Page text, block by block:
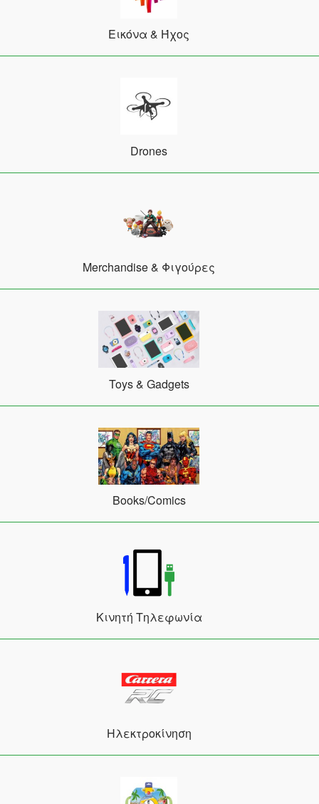
Εικόνα & Ήχος
Drones
Merchandise & Φιγούρες
Toys & Gadgets
Books/Comics
Κινητή Τηλεφωνία
Ηλεκτροκίνηση